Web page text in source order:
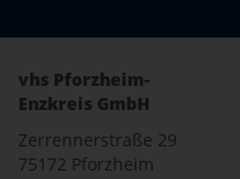
vhs Pforzheim-
Enzkreis GmbH
Zerrennerstraße 29
75172 Pforzheim